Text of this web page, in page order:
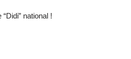
national !